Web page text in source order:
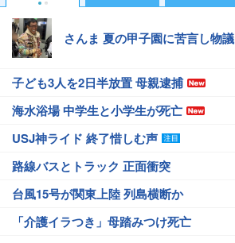
さんま 夏の甲子園に苦言し物議
子ども3人を2日半放置 母親逮捕
海水浴場 中学生と小学生が死亡
USJ神ライド 終了惜しむ声
路線バスとトラック 正面衝突
台風15号が関東上陸 列島横断か
「介護イラつき」母踏みつけ死亡